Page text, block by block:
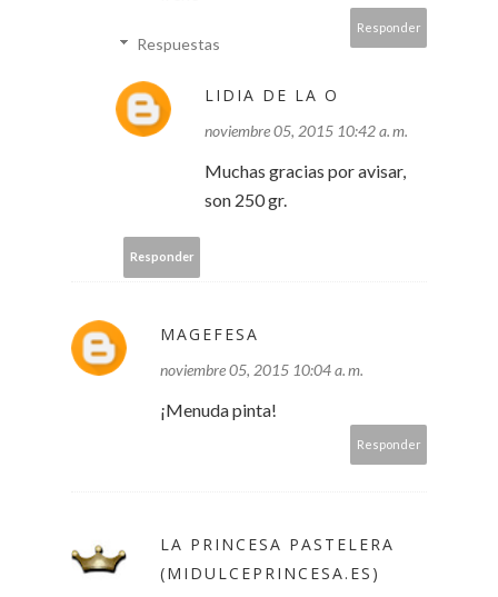
Responder
Respuestas
LIDIA DE LA O
noviembre 05, 2015 10:42 a. m.
Muchas gracias por avisar,
son 250 gr.
Responder
MAGEFESA
noviembre 05, 2015 10:04 a. m.
¡Menuda pinta!
Responder
LA PRINCESA PASTELERA
(MIDULCEPRINCESA.ES)